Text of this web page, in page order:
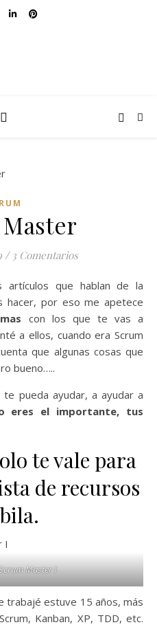
/ 3 Comentarios
hacer, por eso me apetece
con los que te vas a
a ellos, cuando era Scrum
que algunas cosas que
bueno…..
te pueda ayudar, a ayudar a
eres el importante, tus
te vale para
de recursos
Master I
trabajé estuve 15 años, más
Kanban, XP, TDD, etc.